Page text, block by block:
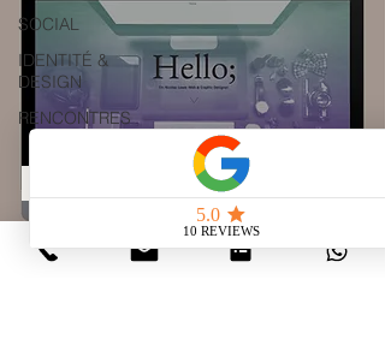
SOCIAL
IDENTITÉ &
DESIGN
RENCONTRES
Quels sont les divers types de site
web ?